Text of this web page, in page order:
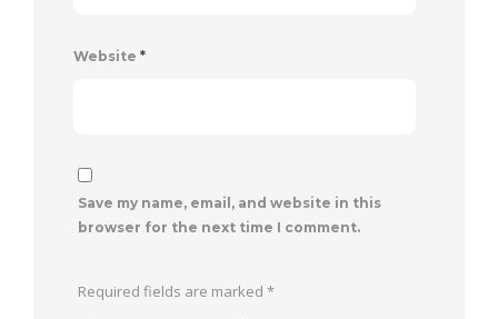
Website *
Save my name, email, and website in this
browser for the next time I comment.
Required fields are marked *